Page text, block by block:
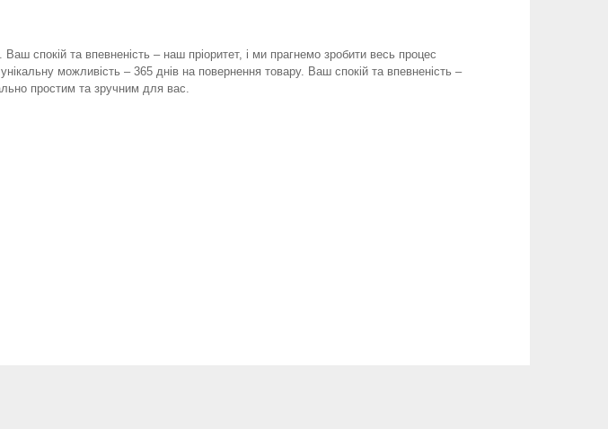
спокій та впевненість – наш пріоритет, і ми прагнемо зробити весь процес
можливість – 365 днів на повернення товару. Ваш спокій та впевненість –
простим та зручним для вас.